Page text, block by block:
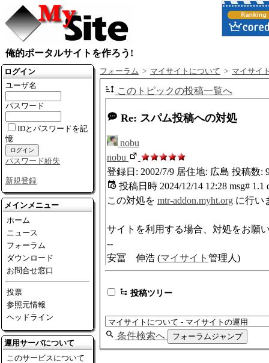
俺的ポータルサイトを作ろう!
ログイン
ユーザ名
パスワード
IDとパスワードを記
憶
パスワード紛失
新規登録
メインメニュー
ホーム
ニュース
フォーラム
ダウンロード
お問合せ窓口
投票
参照元情報
ヘッドライン
運用サーバについて
このサービスについて
フォーラム > マイサイトについて > マイサイ
このトピックの投稿一覧へ
Re: スパム投稿への対処
nobu
nobu
登録日: 2002/7/9 居住地: 広島 投稿数:
投稿日時 2024/12/14 12:28 msg# 1.1
この対処を mtr-addon.myht.org に行い
サイトを利用する場合、対処をお願
--
安冨 伸浩 (マイサイト 管理人)
投稿ツリー
条件検索へ フォーラムジャンプ